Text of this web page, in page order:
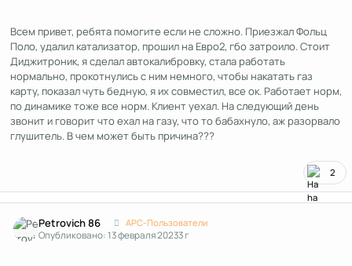
Всем привет, ребята помогите если не сложно. Приезжал Фольц
Поло, удалил катализатор, прошил на Евро2, гбо затроило. Стоит
Диджитроник, я сделал автокалибровку, стала работать
нормально, прокотнулись с ним немного, чтобы накатать газ
карту, показал чуть бедную, я их совместил, все ок. Работает норм,
по динамике тоже все норм. Клиент уехал. На следующий день
звонит и говорит что ехал на газу, что то бабахнуло, аж разорвало
глушитель. В чем может быть причина???
2
Petrovich 86 APC-Пользователи
Опубликовано:13 февраля 20233 г